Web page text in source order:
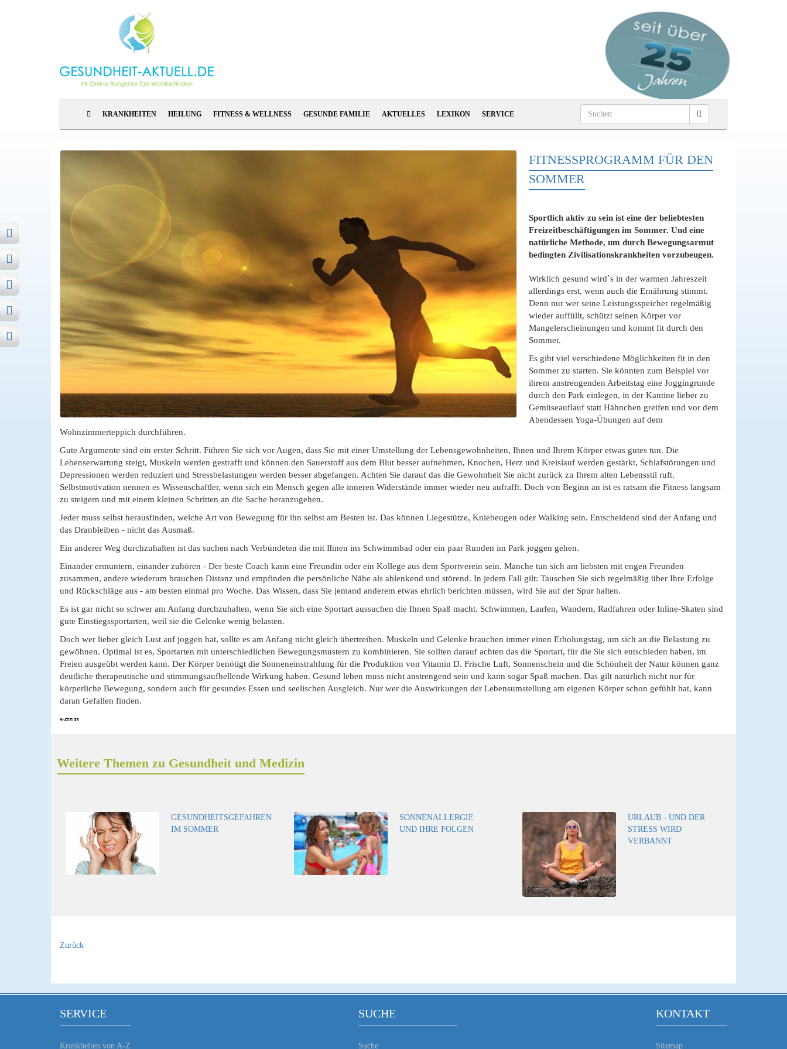
KRANKHEITEN HEILUNG FITNESS & WELLNESS GESUNDE FAMILIE AKTUELLES LEXIKON SERVICE
FITNESSPROGRAMM FÜR DEN
SOMMER
Sportlich aktiv zu sein ist eine der beliebtesten
Freizeitbeschäftigungen im Sommer. Und eine
natürliche Methode, um durch Bewegungsarmut
bedingten Zivilisationskrankheiten vorzubeugen.
Wirklich gesund wird`s in der warmen Jahreszeit
allerdings erst, wenn auch die Ernährung stimmt.
Denn nur wer seine Leistungsspeicher regelmäßig
wieder auffüllt, schützt seinen Körper vor
Mangelerscheinungen und kommt fit durch den
Sommer.
Es gibt viel verschiedene Möglichkeiten fit in den
Sommer zu starten. Sie könnten zum Beispiel vor
ihrem anstrengenden Arbeitstag eine Joggingrunde
durch den Park einlegen, in der Kantine lieber zu
Gemüseauflauf statt Hähnchen greifen und vor dem
Abendessen Yoga-Übungen auf dem
Wohnzimmerteppich durchführen.
Gute Argumente sind ein erster Schritt. Führen Sie sich vor Augen, dass Sie mit einer Umstellung der Lebensgewohnheiten, Ihnen und Ihrem Körper etwas gutes tun. Die
Lebenserwartung steigt, Muskeln werden gestrafft und können den Sauerstoff aus dem Blut besser aufnehmen, Knochen, Herz und Kreislauf werden gestärkt, Schlafstörungen und
Depressionen werden reduziert und Stressbelastungen werden besser abgefangen. Achten Sie darauf das die Gewohnheit Sie nicht zurück zu Ihrem alten Lebensstil ruft.
Selbstmotivation nennen es Wissenschaftler, wenn sich ein Mensch gegen alle inneren Widerstände immer wieder neu aufrafft. Doch von Beginn an ist es ratsam die Fitness langsam
zu steigern und mit einem kleinen Schritten an die Sache heranzugehen.
Jeder muss selbst herausfinden, welche Art von Bewegung für ihn selbst am Besten ist. Das können Liegestütze, Kniebeugen oder Walking sein. Entscheidend sind der Anfang und
das Dranbleiben - nicht das Ausmaß.
Ein anderer Weg durchzuhalten ist das suchen nach Verbündeten die mit Ihnen ins Schwimmbad oder ein paar Runden im Park joggen gehen.
Einander ermuntern, einander zuhören - Der beste Coach kann eine Freundin oder ein Kollege aus dem Sportverein sein. Manche tun sich am liebsten mit engen Freunden
zusammen, andere wiederum brauchen Distanz und empfinden die persönliche Nähe als ablenkend und störend. In jedem Fall gilt: Tauschen Sie sich regelmäßig über Ihre Erfolge
und Rückschläge aus - am besten einmal pro Woche. Das Wissen, dass Sie jemand anderem etwas ehrlich berichten müssen, wird Sie auf der Spur halten.
Es ist gar nicht so schwer am Anfang durchzuhalten, wenn Sie sich eine Sportart aussuchen die Ihnen Spaß macht. Schwimmen, Laufen, Wandern, Radfahren oder Inline-Skaten sind
gute Einstiegssportarten, weil sie die Gelenke wenig belasten.
Doch wer lieber gleich Lust auf joggen hat, sollte es am Anfang nicht gleich übertreiben. Muskeln und Gelenke brauchen immer einen Erholungstag, um sich an die Belastung zu
gewöhnen. Optimal ist es, Sportarten mit unterschiedlichen Bewegungsmustern zu kombinieren. Sie sollten darauf achten das die Sportart, für die Sie sich entschieden haben, im
Freien ausgeübt werden kann. Der Körper benötigt die Sonneneinstrahlung für die Produktion von Vitamin D. Frische Luft, Sonnenschein und die Schönheit der Natur können ganz
deutliche therapeutische und stimmungsaufhellende Wirkung haben. Gesund leben muss nicht anstrengend sein und kann sogar Spaß machen. Das gilt natürlich nicht nur für
körperliche Bewegung, sondern auch für gesundes Essen und seelischen Ausgleich. Nur wer die Auswirkungen der Lebensumstellung am eigenen Körper schon gefühlt hat, kann
daran Gefallen finden.
Weitere Themen zu Gesundheit und Medizin
GESUNDHEITSGEFAHREN
IM SOMMER
SONNENALLERGIE
UND IHRE FOLGEN
URLAUB - UND DER
STRESS WIRD
VERBANNT
Zurück
SERVICE
Krankheiten von A-Z
SUCHE
Suche
KONTAKT
Sitemap